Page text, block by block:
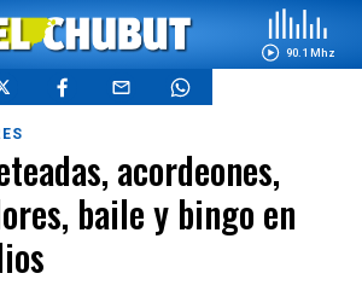
90.1 Mhz
acordeones,
baile y bingo en